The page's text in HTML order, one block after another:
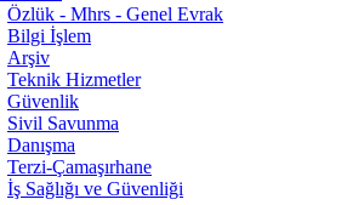
Özlük - Mhrs - Genel Evrak
Bilgi İşlem
Arşiv
Teknik Hizmetler
Güvenlik
Sivil Savunma
Danışma
Terzi-Çamaşırhane
İş Sağlığı ve Güvenliği